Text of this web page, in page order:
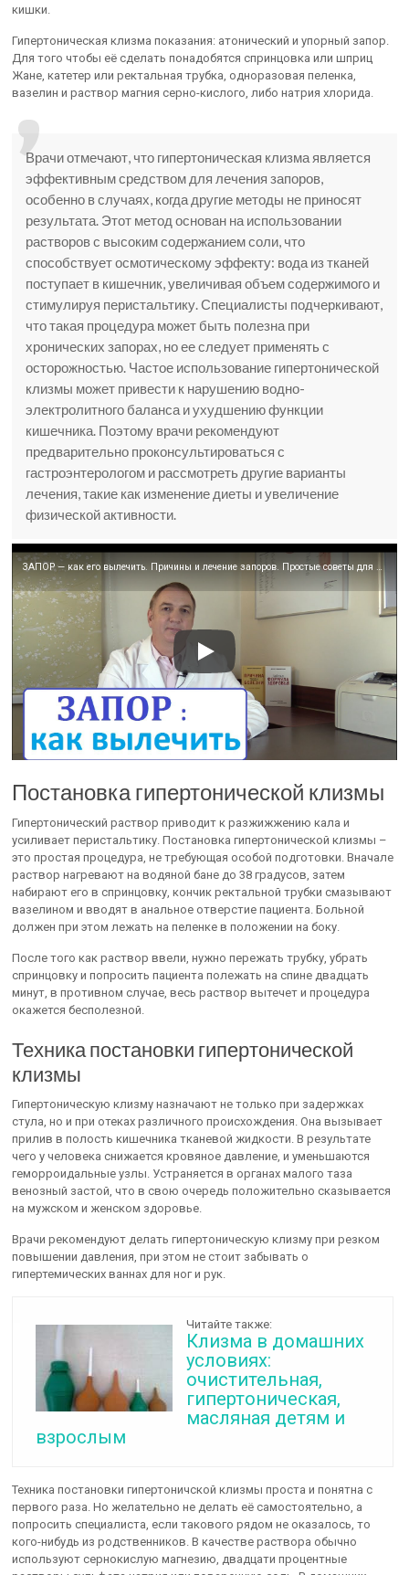
кишки.
Гипертоническая клизма показания: атонический и упорный запор.
Для того чтобы её сделать понадобятся спринцовка или шприц
Жане, катетер или ректальная трубка, одноразовая пеленка,
вазелин и раствор магния серно-кислого, либо натрия хлорида.
Врачи отмечают, что гипертоническая клизма является
эффективным средством для лечения запоров,
особенно в случаях, когда другие методы не приносят
результата. Этот метод основан на использовании
растворов с высоким содержанием соли, что
способствует осмотическому эффекту: вода из тканей
поступает в кишечник, увеличивая объем содержимого и
стимулируя перистальтику. Специалисты подчеркивают,
что такая процедура может быть полезна при
хронических запорах, но ее следует применять с
осторожностью. Частое использование гипертонической
клизмы может привести к нарушению водно-
электролитного баланса и ухудшению функции
кишечника. Поэтому врачи рекомендуют
предварительно проконсультироваться с
гастроэнтерологом и рассмотреть другие варианты
лечения, такие как изменение диеты и увеличение
физической активности.
ЗАПОР — как его вылечить. Причины и лечение запоров. Простые советы для хорошей работы кишечника.
Постановка гипертонической клизмы
Гипертонический раствор приводит к разжижжению кала и
усиливает перистальтику. Постановка гипертонической клизмы –
это простая процедура, не требующая особой подготовки. Вначале
раствор нагревают на водяной бане до 38 градусов, затем
набирают его в спринцовку, кончик ректальной трубки смазывают
вазелином и вводят в анальное отверстие пациента. Больной
должен при этом лежать на пеленке в положении на боку.
После того как раствор ввели, нужно пережать трубку, убрать
спринцовку и попросить пациента полежать на спине двадцать
минут, в противном случае, весь раствор вытечет и процедура
окажется бесполезной.
Техника постановки гипертонической
клизмы
Гипертоническую клизму назначают не только при задержках
стула, но и при отеках различного происхождения. Она вызывает
прилив в полость кишечника тканевой жидкости. В результате
чего у человека снижается кровяное давление, и уменьшаются
геморроидальные узлы. Устраняется в органах малого таза
венозный застой, что в свою очередь положительно сказывается
на мужском и женском здоровье.
Врачи рекомендуют делать гипертоническую клизму при резком
повышении давления, при этом не стоит забывать о
гипертемических ваннах для ног и рук.
Читайте также:
Клизма в домашних
условиях:
очистительная,
гипертоническая,
масляная детям и
взрослым
Техника постановки гипертоничской клизмы проста и понятна с
первого раза. Но желательно не делать её самостоятельно, а
попросить специалиста, если такового рядом не оказалось, то
кого-нибудь из родственников. В качестве раствора обычно
используют сернокислую магнезию, двадцати процентные